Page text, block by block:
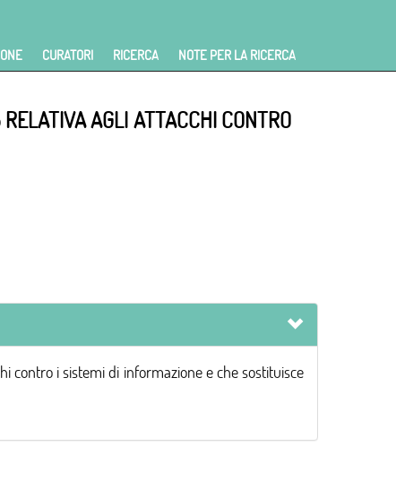
CURATORI RICERCA NOTE PER LA RICERCA
AGLI ATTACCHI CONTRO
contro i sistemi di informazione e che sostituisce